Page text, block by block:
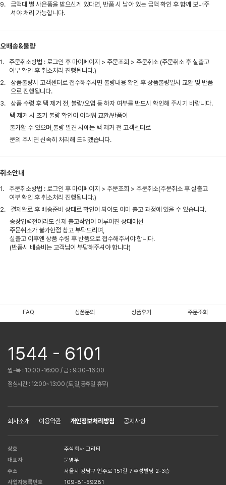
9.
금액대 별 사은품을 받으신게 있다면, 반품 시 남아 있는 금액 확인 후 함께 보내주
셔야 처리 가능합니다.
오배송&불량
1.
주문취소방법 : 로그인 후 마이페이지 > 주문조회 > 주문취소 (주문취소 후 실출고
여부 확인 후 취소처리 진행됩니다.)
2.
상품불량시 고객센터로 접수해주시면 불량내용 확인 후 상품불량일시 교환 및 반품
으로 진행됩니다.
3.
상품 수령 후 택 제거 전, 불량/오염 등 하자 여부를 반드시 확인해 주시기 바랍니다.
택 제거 시 초기 불량 확인이 어려워 교환/반품이
불가할 수 있으며,불량 발견 시에는 택 제거 전 고객센터로
문의 주시면 신속히 처리해 드리겠습니다.
취소안내
1.
주문취소방법 : 로그인 후 마이페이지 > 주문조회 > 주문취소(주문취소 후 실출고
여부 확인 후 취소처리 진행됩니다.)
2.
결제완료 후 배송준비 상태로 확인이 되어도 이미 출고 과정에 있을 수 있습니다.
송장입력전이라도 실제 출고작업이 이루어진 상태에선
주문취소가 불가한점 참고 부탁드리며,
실출고 이후엔 상품 수령 후 반품으로 접수해주셔야 합니다.
(반품시 배송비는 고객님이 부담해주셔야 합니다)
FAQ 상품문의 상품후기 주문조회
1544 - 6101
월~목 : 10:00~16:00 / 금 : 9:30~16:00
점심시간 : 12:00~13:00 (토,일,공휴일 휴무)
회사소개 이용약관 개인정보처리방침 공지사항
상호
주식회사 그리티
대표자
문영우
주소
서울시 강남구 언주로 151길 7 주성빌딩 2-3층
사업자등록번호
109-81-59281